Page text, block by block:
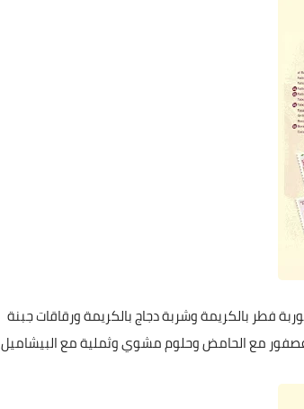
فطر بالكريمة وشربة دجاج بالكريمة ورقاقات جبنة
مع الحامض وحلوم مشوي وثملية مع البيشاميل